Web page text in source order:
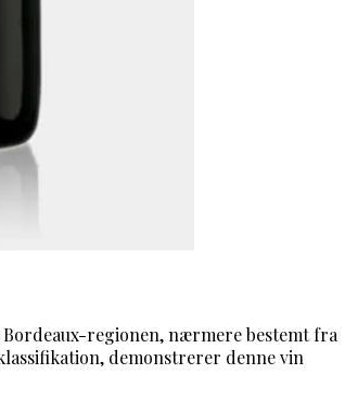
Bordeaux-regionen, nærmere bestemt fra
demonstrerer denne vin